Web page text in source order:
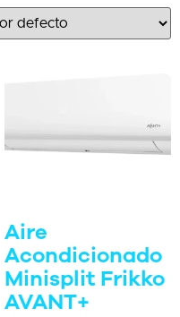
Aire
Acondicionado
Minisplit Frikko
AVANT+